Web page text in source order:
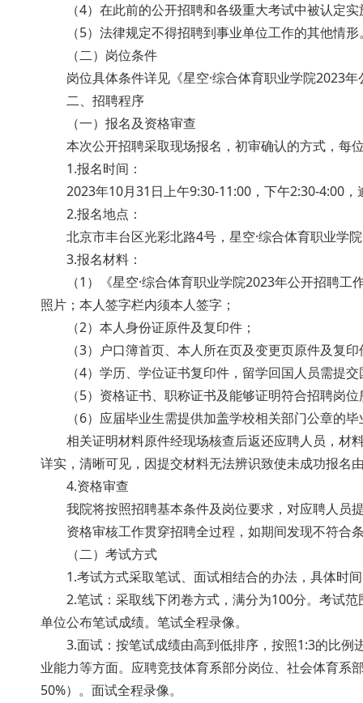
（4）在此前的公开招聘和各级重大考试中被认定实
（5）法律规定不得招聘到事业单位工作的其他情形
（二）岗位条件
岗位具体条件详见《星空·综合体育职业学院2023年
二、招聘程序
（一）报名及资格审查
本次公开招聘采取现场报名，初审确认的方式
1.报名时间：
2023年10月31日上午9:30-11:00，下午2:30-4:00，
2.报名地点：
北京市丰台区光彩北路4号，星空·综合体育职业学院
3.报名材料：
（1）《星空·综合体育职业学院2023年公开招聘工
照片；本人签字栏内须本人签字；
（2）本人身份证原件及复印件；
（3）户口簿首页、本人所在页及变更页原件及复
（4）学历、学位证书复印件，留学回国人员需
（5）资格证书、职称证书及能够证明符合招聘岗
（6）应届毕业生需提供加盖学校相关部门公章的
相关证明材料原件经现场核查后返还应聘人员，材料
详实，清晰可见，因提交材料无法辨识致使未成功报名由
4.资格审查
我院将按照招聘基本条件及岗位要求，对应聘人员提
资格审核工作贯穿招聘全过程，如期间发现不符合
（二）考试方式
1.考试方式采取笔试、面试相结合的办法，具体
2.笔试：采取线下闭卷方式，满分为100分。考试
单位公布笔试成绩。笔试全程录像。
3.面试：按笔试成绩由高到低排序，按照1:3的比
业能力等方面。应聘竞技体育系部分岗位、社会体育
50%）。面试全程录像。